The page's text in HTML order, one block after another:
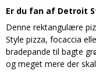
Er du fan af Detroit
Denne rektangulære
Style pizza, focaccia
bradepande til bagte
og meget mere der